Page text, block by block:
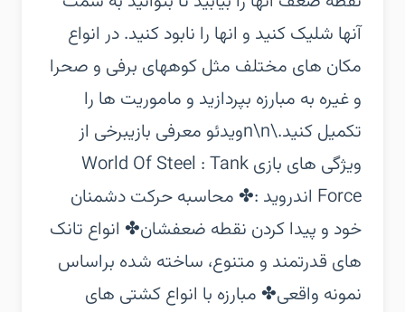
آنها شلیک کنید و انها را نابود کنید. در انواع
مکان های مختلف مثل کوههای برفی و صحرا
و غیره به مبارزه بپردازید و ماموریت ها را
تکمیل کنید.\n\nویدئو معرفی بازی‏برخی از
ویژگی های بازی World Of Steel : Tank
Force اندروید :‏✤ محاسبه حرکت دشمنان
خود و پیدا کردن نقطه ضعفشان‏✤ انواع تانک
های قدرتمند و متنوع، ساخته شده براساس
نمونه واقعی‏✤ مبارزه با انواع کشتی های